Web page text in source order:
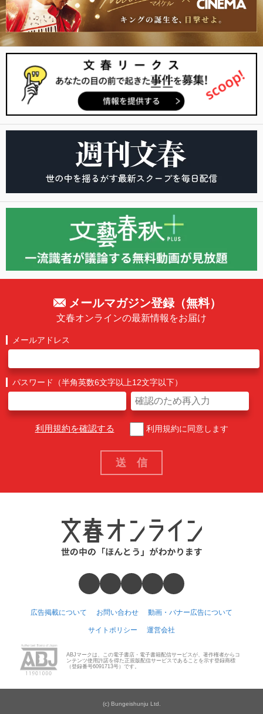
メールマガジン登録（無料）
文春オンラインの最新情報をお届け
メールアドレス
パスワード（半角英数6文字以上12文字以下）
利用規約を確認する 利用規約に同意します
広告掲載について お問い合わせ 動画・バナー広告について
サイトポリシー 運営会社
ABJマークは、この電子書店・電子書籍配信サービスが、著作権者からコ
ンテンツ使用許諾を得た正規版配信サービスであることを示す登録商標
（登録番号6091713号）です。
(c) Bungeishunju Ltd.